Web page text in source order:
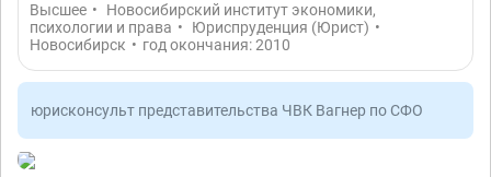
Высшее •
Новосибирский институт экономики,
психологии и права • Юриспруденция (Юрист) •
Новосибирск • год окончания: 2010
юрисконсульт представительства ЧВК Вагнер по СФО